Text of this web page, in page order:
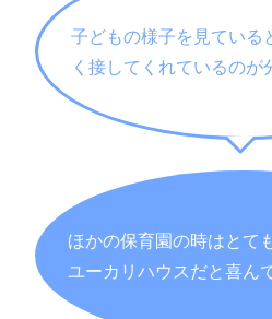
子どもの様子を見ている
く接してくれているのが
ほかの保育園の時はとて
ユーカリハウスだと喜ん